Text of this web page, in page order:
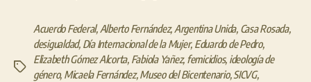
Etiquetas
Acuerdo Federal, Alberto Fernández, Argentina Unida, Casa Rosada,
desigualdad, Día Internacional de la Mujer, Eduardo de Pedro,
Elizabeth Gómez Alcorta, Fabiola Yañez, femicidios, ideología de
género, Micaela Fernández,Museo del Bicentenario,SICVG,